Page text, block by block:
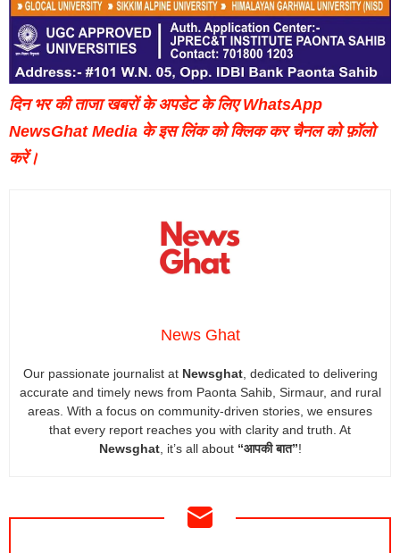
दिन भर की ताजा खबरों के अपडेट के लिए WhatsApp
NewsGhat Media के इस लिंक को क्लिक कर चैनल को फ़ॉलो
करें।
News Ghat
Our passionate journalist at Newsghat, dedicated to delivering
accurate and timely news from Paonta Sahib, Sirmaur, and rural
areas. With a focus on community-driven stories, we ensures
that every report reaches you with clarity and truth. At
Newsghat, it’s all about “आपकी बात”!